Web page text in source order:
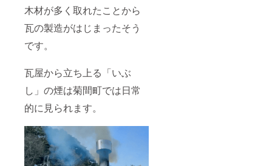
木材が多く取れたことから
瓦の製造がはじまったそう
です。
瓦屋から立ち上る「いぶ
し」の煙は菊間町では日常
的に見られます。